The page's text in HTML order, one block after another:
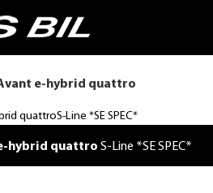
e-hybrid quattro
hybrid quattro S-Line *SE SPEC*